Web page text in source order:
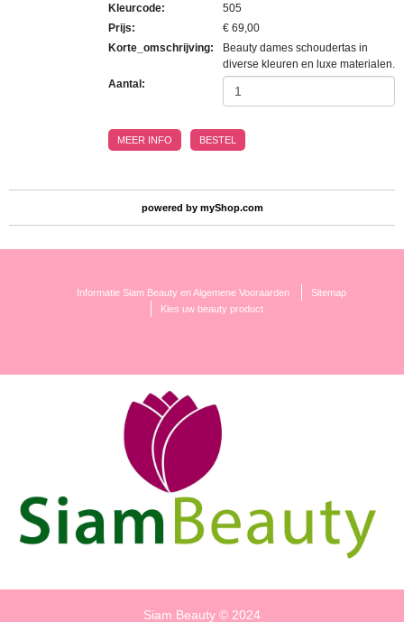
Kleurcode:
505
Prijs:
€ 69,00
Korte_omschrijving:
Beauty dames schoudertas in
diverse kleuren en luxe materialen.
Aantal:
MEER INFO BESTEL
powered by myShop.com
Informatie Siam Beauty en Algemene Vooraarden
Sitemap
Kies uw beauty product
Siam Beauty © 2024